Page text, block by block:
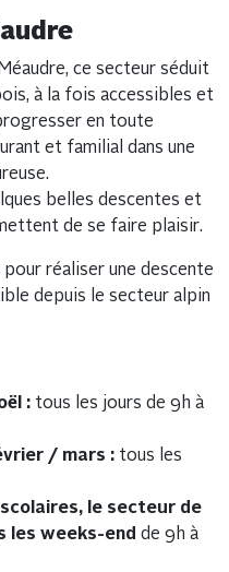
ce secteur séduit
à la fois accessibles et
en toute
et familial dans une
belles descentes et
de se faire plaisir.
réaliser une descente
depuis le secteur alpin
: tous les jours de 9h à
/ mars : tous les
le secteur de
les weeks-end de 9h à